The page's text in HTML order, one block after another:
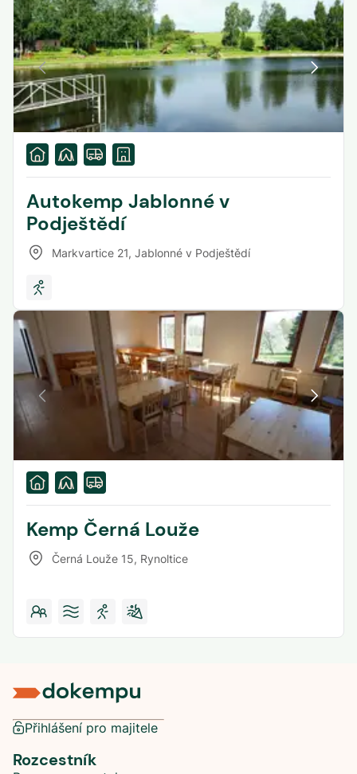
Autokemp Jablonné v
Podještědí
Markvartice 21, Jablonné v Podještědí
Kemp Černá Louže
Černá Louže 15, Rynoltice
Přihlášení pro majitele
Rozcestník